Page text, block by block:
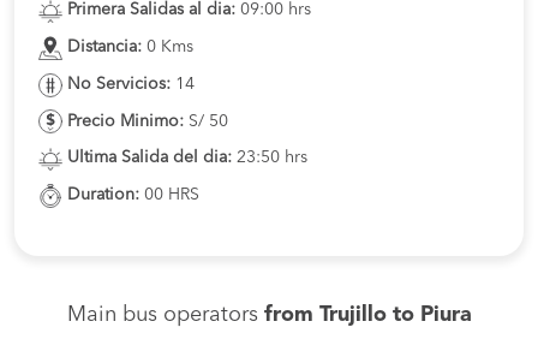
Primera Salidas al dia: 09:00 hrs
Distancia: 0 Kms
No Servicios: 14
Precio Minimo: S/ 50
Ultima Salida del dia: 23:50 hrs
Duration: 00 HRS
Main bus operators from Trujillo to Piura